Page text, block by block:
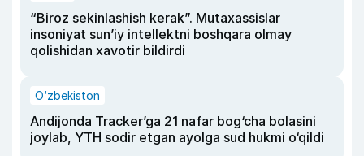
“Biroz sekinlashish kerak”. Mutaxassislar
insoniyat sun’iy intellektni boshqara olmay
qolishidan xavotir bildirdi
O‘zbekiston
Andijonda Tracker’ga 21 nafar bog‘cha bolasini
joylab, YTH sodir etgan ayolga sud hukmi o‘qildi